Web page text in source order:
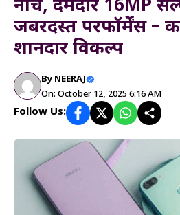
नॉच, दमदार 16MP
जबरदस्त परफॉर्मेंस –
शानदार विकल्प
By NEERAJ
On: October 12, 2025 6:16 AM
Follow Us: